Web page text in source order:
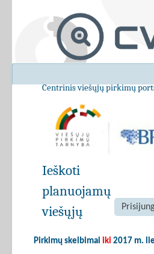
Centrinis viešųjų pirkimų
Pirkimų skelbimai iki 2017 m.
Ieškoti
planuojamų
viešųjų